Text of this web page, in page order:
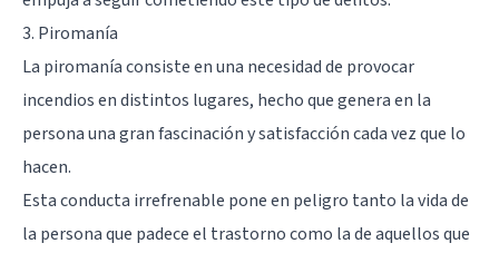
3. Piromanía
La piromanía consiste en una necesidad de provocar
incendios en distintos lugares, hecho que genera en la
persona una gran fascinación y satisfacción cada vez que lo
hacen.
Esta conducta irrefrenable pone en peligro tanto la vida de
la persona que padece el trastorno como la de aquellos que